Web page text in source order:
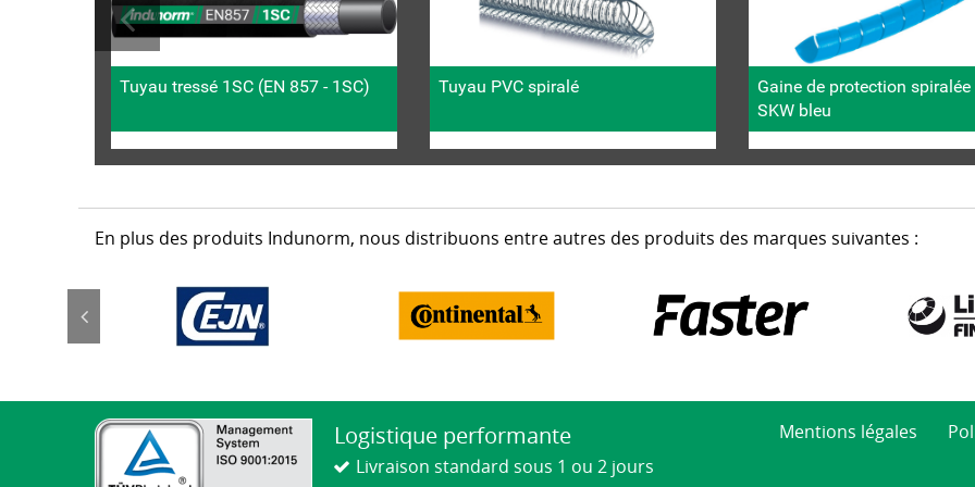
Tuyau tressé 1SC (EN 857 - 1SC) Tuyau PVC spiralé
Gaine de protection spiralée
SKW bleu
En plus des produits Indunorm, nous distribuons entre autres des produits des marques suivantes :
Logistique performante
Livraison standard sous 1 ou 2 jours
Mentions légales